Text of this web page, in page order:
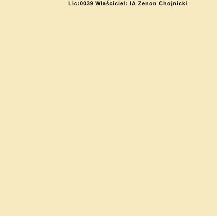
Lic:0039 Właściciel: IA Zenon Chojnicki